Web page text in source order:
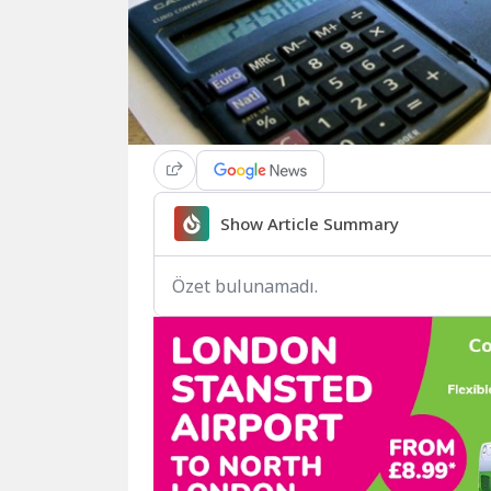
Show Article Summary
Özet bulunamadı.